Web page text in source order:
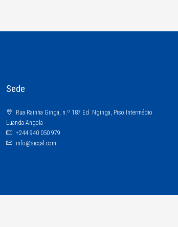
Sede
Rua Rainha Ginga, n.º 187 Ed. Nginga, Piso Intermédio
Luanda Angola
+244 940 050 979
info@siccal.com